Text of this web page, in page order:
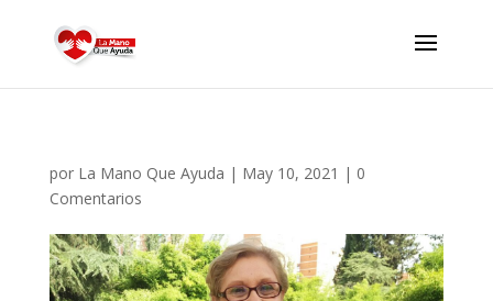
por La Mano Que Ayuda | May 10, 2021 | 0
Comentarios